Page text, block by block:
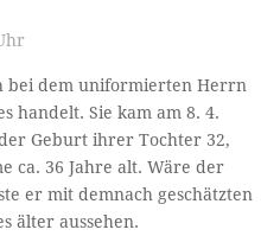
bei dem uniformierten Herrn
handelt. Sie kam am 8. 4.
Geburt ihrer Tochter 32,
ca. 36 Jahre alt. Wäre der
er mit demnach geschätzten
älter aussehen.